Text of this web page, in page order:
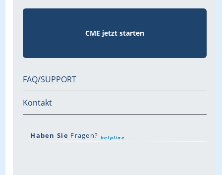
CME jetzt starten
FAQ/SUPPORT
Kontakt
Haben Sie Fragen? helpline